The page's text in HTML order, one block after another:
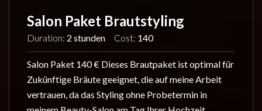
Salon Paket Brautstyling
Duration: 2 stunden Cost: 140
Salon Paket 140 € Dieses Brautpaket ist optimal für
Zukünftige Bräute geeignet, die auf meine Arbeit
vertrauen, da das Styling ohne Probetermin in